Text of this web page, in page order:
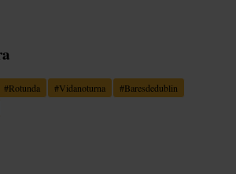
#Rotunda #Vidanoturna #Baresdedublin